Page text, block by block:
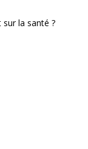
la santé ?